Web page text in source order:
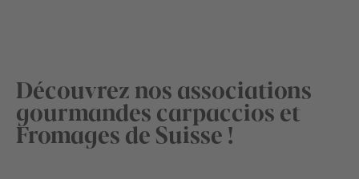
Découvrez nos associations
gourmandes carpaccios et
Fromages de Suisse !